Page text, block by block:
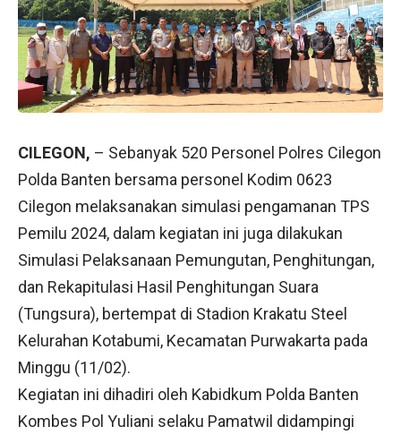
CILEGON, – Sebanyak 520 Personel Polres Cilegon
Polda Banten bersama personel Kodim 0623
Cilegon melaksanakan simulasi pengamanan TPS
Pemilu 2024, dalam kegiatan ini juga dilakukan
Simulasi Pelaksanaan Pemungutan, Penghitungan,
dan Rekapitulasi Hasil Penghitungan Suara
(Tungsura), bertempat di Stadion Krakatu Steel
Kelurahan Kotabumi, Kecamatan Purwakarta pada
Minggu (11/02).
Kegiatan ini dihadiri oleh Kabidkum Polda Banten
Kombes Pol Yuliani selaku Pamatwil didampingi